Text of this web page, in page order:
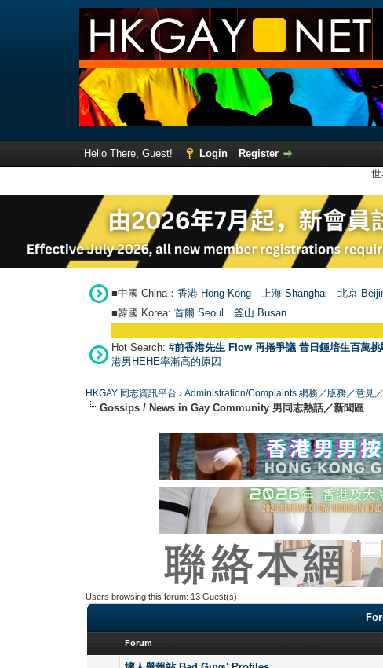
Hello There, Guest! Login
Register
■中國 China： 香港 Hong Kong 上海 Shanghai 北京
■韓國 Korea: 首爾 Seou 釜山 Busan
Hot Search: #前香港先生 Flow 再捲爭議 昔日鍾培生百萬
港男HEHE率漸高的原因
HKGAY 同志資訊平台 ›Administration/Complaints 網務／版務／意見
Gossips / News in Gay Community 男同志熱話／新聞區
Users browsing this forum: 13 Guest(s)
Forum